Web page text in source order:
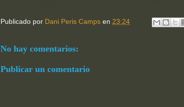
Publicado por Dani Peris Camps en 23:24
No hay comentarios:
Publicar un comentario